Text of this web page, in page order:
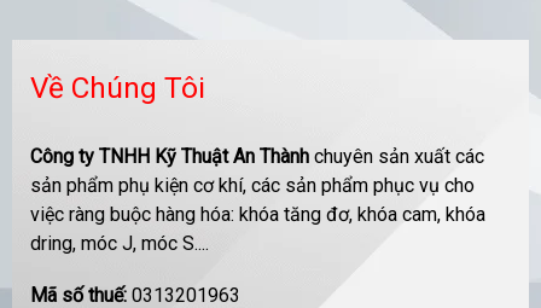
Về Chúng Tôi
Công ty TNHH Kỹ Thuật An Thành chuyên sản xuất các
sản phẩm phụ kiện cơ khí, các sản phẩm phục vụ cho
việc ràng buộc hàng hóa: khóa tăng đơ, khóa cam, khóa
dring, móc J, móc S....
Mã số thuế: 0313201963